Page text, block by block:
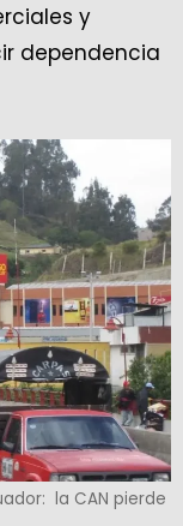
y
dependencia
la CAN pierde